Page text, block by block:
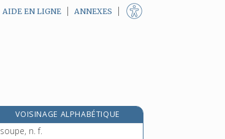
AIDE EN LIGNE ANNEXES
VOISINAGE ALPHABÉTIQUE
soupçonneux, -euse, adj.
soupe, n. f.